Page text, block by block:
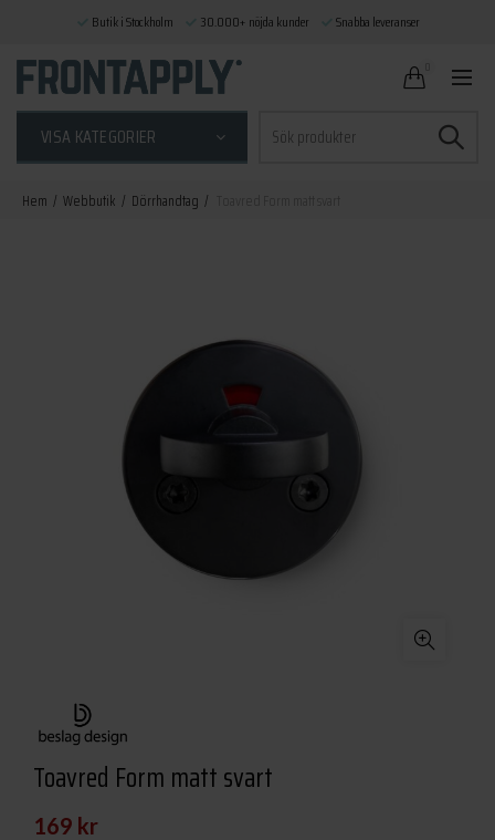
VISA KATEGORIER
efter:
Hem Webbutik Dörrhandtag
Toavred Form matt svart
169 kr
Butik i Stockholm 30.000+ nöjda kunder Snabba leveranser